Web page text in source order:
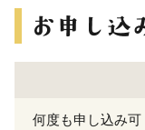
何度も申し込み可